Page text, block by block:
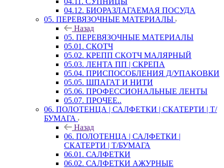
04.12. БИОРАЗЛАГАЕМАЯ ПОСУДА
05. ПЕРЕВЯЗОЧНЫЕ МАТЕРИАЛЫ
Назад
05. ПЕРЕВЯЗОЧНЫЕ МАТЕРИАЛЫ
05.01. СКОТЧ
05.02. КРЕПП СКОТЧ МАЛЯРНЫЙ
05.03. ЛЕНТА ПП | СКРЕПА
05.04. ПРИСПОСОБЛЕНИЯ Д/УПАКОВКИ
05.05. ШПАГАТ И НИТИ
05.06. ПРОФЕССИОНАЛЬНЫЕ ЛЕНТЫ
05.07. ПРОЧЕЕ..
06. ПОЛОТЕНЦА | САЛФЕТКИ | СКАТЕРТИ | Т/
БУМАГА
Назад
06. ПОЛОТЕНЦА | САЛФЕТКИ |
СКАТЕРТИ | Т/БУМАГА
06.01. САЛФЕТКИ
06.02. САЛФЕТКИ АЖУРНЫЕ